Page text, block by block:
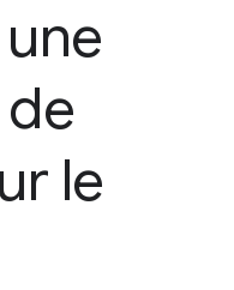
le